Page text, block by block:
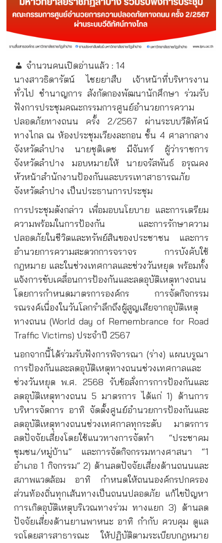
จำนวนคนเปิดอ่านแล้ว : 14
นางสาวธิดารัตน์ ไชยยาสืบ เจ้าหน้าที่บริหารงาน
ทั่วไป ชำนาญการ สังกัดกองพัฒนานักศึกษา ร่วมรับ
ฟังการประชุมคณะกรรมการศูนย์อำนวยการความ
ปลอดภัยทางถนน ครั้ง 2/2567 ผ่านระบบวีดิทัศน์
ทางไกล ณ ห้องประชุมเวียงละกอน ชั้น 4 ศาลากลาง
จังหวัดลำปาง นายชุติเดช มีจันทร์ ผู้ว่าราชการ
จังหวัดลำปาง มอบหมายให้ นายจรัสพันธ์ อรุณคง
หัวหน้าสำนักงานป้องกันและบรรเทาสาธารณภัย
จังหวัดลำปาง เป็นประธานการประชุม
การประชุมดังกล่าว เพื่อมอบนโยบาย และการเตรียม
ความพร้อมในการป้องกัน และการรักษาความ
ปลอดภัยในชีวิตและทรัพย์สินของประชาชน และการ
อำนวยการความสะดวกการจราจร การบังคับใช้
กฎหมาย และในช่วงเทศกาลและช่วงวันหยุด พร้อมทั้ง
แจ้งการขับเคลี่อนการป้องกันและลดอุบัติเหตุทางถนน
โดยการกำหนดมาตรการองค์กร การจัดกิจกรรม
รณรงค์เนื่องในวันโลกรำลึกถึงผู้สูญเสียจากอุบัติเหตุ
ทางถนน (World day of Remembrance for Road
Traffic Victims) ประจำปี 2567
นอกจากนี้ได้ร่วมรับฟังการพิจารณา (ร่าง) แผนบรูณา
การป้องกันและลดอุบัติเหตุทางถนนช่วงเทศกาลและ
ช่วงวันหยุด พ.ศ. 2568 รับข้อสั่งการการป้องกันและ
ลดอุบัติเหตุทางถนน 5 มาตรการ ได้แก่ 1) ด้านการ
บริหารจัดการ อาทิ จัดตั้งศูนย์อำนวยการป้องกันและ
ลดอุบัติเหตุทางถนนช่วงเทศกาลทุกระดับ มาตรการ
ลดปัจจัยเสี่ยงโดยใช้แนวทางการจัดทำ “ประชาคม
ชุมชน/หมู่บ้าน” และการจัดกิจกรรมทางศาสนา “1
อำเภอ 1 กิจกรรม” 2) ด้านลดปัจจัยเสี่ยงด้านถนนและ
สภาพแวดล้อม อาทิ กำหนดให้ถนนองค์กรปกครอง
ส่วนท้องถิ่นทุกเส้นทางเป็นถนนปลอดภัย แก้ไขปัญหา
การเกิดอุบัติเหตุบริเวณทางร่วม ทางแยก 3) ด้านลด
ปัจจัยเสี่ยงด้านยานพาหนะ อาทิ กำกับ ควบคุม ดูแล
รถโดยสารสาธารณะ ให้ปฏิบัติตามระเบียบกฎหมาย